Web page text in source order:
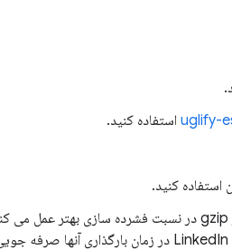
uglify- استفاده کنید.
استفاده کنید.
در زمان بارگذاری آنها صرفه